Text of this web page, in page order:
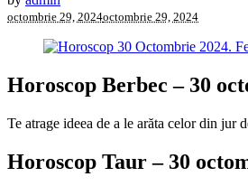
octombrie 29, 2024octombrie 29, 2024
Horoscop Berbec – 30
Te atrage ideea de a le arăta celor din jur
Horoscop Taur – 30